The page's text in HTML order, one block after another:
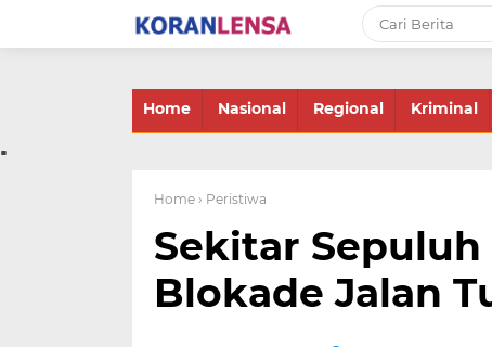
Home Nasional Regional Kriminal
.
Home › Peristiwa
Sekitar
Blokade Jalan